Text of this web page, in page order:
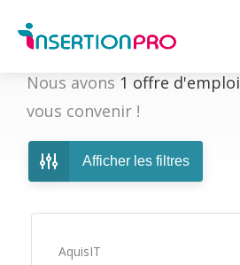
Nous avons 1 offre d'emploi
vous convenir !
Afficher les filtres
AquisIT